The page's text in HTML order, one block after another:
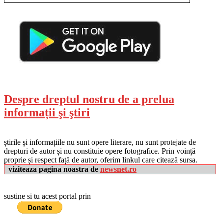
Despre dreptul nostru de a prelua
informații şi ştiri
știrile și informațiile nu sunt opere literare, nu sunt protejate de
drepturi de autor și nu constituie opere fotografice. Prin voință
proprie și respect față de autor, oferim linkul care citează sursa.
viziteaza pagina noastra de newsnet.ro
sustine si tu acest portal prin